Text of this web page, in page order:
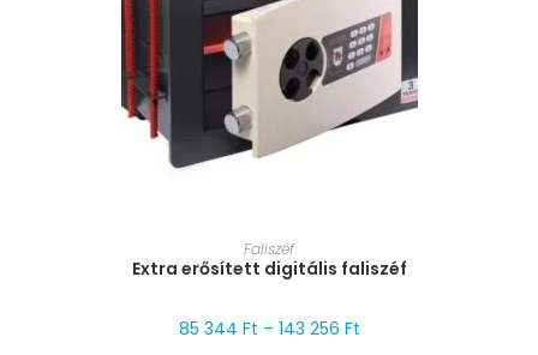
MÉRET VÁLASZTÁSA
Faliszéf
Extra erősített digitális faliszéf
85 344 Ft – 143 256 Ft